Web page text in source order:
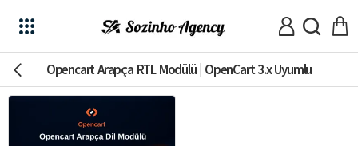
Opencart Arapça RTL Modülü | OpenCart 3.x Uyumlu